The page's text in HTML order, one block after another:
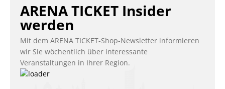
ARENA TICKET Insider
werden
Mit dem ARENA TICKET-Shop-Newsletter informieren
wir Sie wöchentlich über interessante
Veranstaltungen in Ihrer Region.